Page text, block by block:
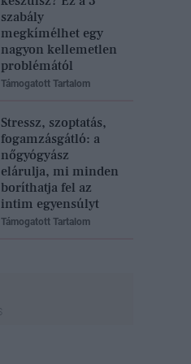
szabály
megkímélhet egy
nagyon kellemetlen
problémától
Támogatott Tartalom
Stressz, szoptatás,
fogamzásgátló: a
nőgyógyász
elárulja, mi minden
boríthatja fel az
intim egyensúlyt
Támogatott Tartalom